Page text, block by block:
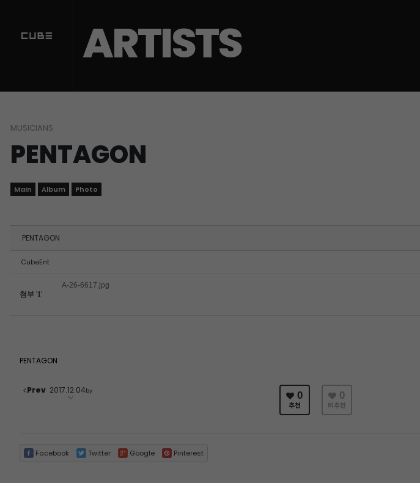
ARTISTS
MUSICIANS
PENTAGON
Main Album Photo
PENTAGON
CubeEnt
첨부 '1'
A-26-6617.jpg
PENTAGON
Prev 2017.12.04by 0
추천
0
비추천
Facebook Twitter Google Pinterest